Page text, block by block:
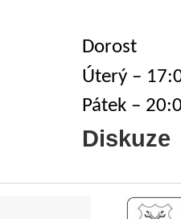
Dorost
Úterý –
Pátek –
Diskuze